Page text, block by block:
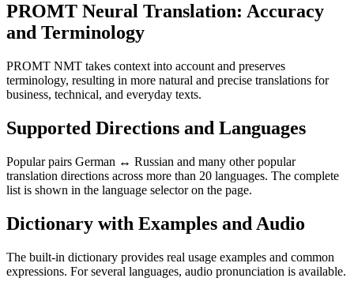
PROMT Neural Translation: Accuracy
and Terminology
PROMT NMT takes context into account and preserves
terminology, resulting in more natural and precise translations for
business, technical, and everyday texts.
Supported Directions and Languages
Popular pairs German ↔ Russian and many other popular
translation directions across more than 20 languages. The complete
list is shown in the language selector on the page.
Dictionary with Examples and Audio
The built-in dictionary provides real usage examples and common
expressions. For several languages, audio pronunciation is available.